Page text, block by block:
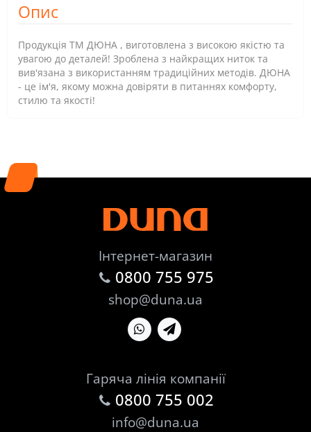
Опис
Продукція ТМ ДЮНА , виготовлена з високою якістю та
увагою до деталей! Зроблена з найкращих ниток та
вив'язана з використанням традиційних методів. ДЮНА
- це ім'я, якому можна довіряти в питаннях комфорту,
стилю та якості!
Інтернет-магазин
0800 755 975
shop@duna.ua
Гаряча лінія компанії
0800 755 002
info@duna.ua